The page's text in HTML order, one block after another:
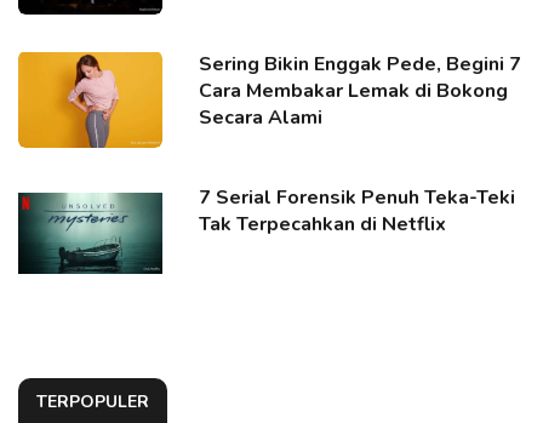
Sering Bikin Enggak Pede, Begini 7
Cara Membakar Lemak di Bokong
Secara Alami
7 Serial Forensik Penuh Teka-Teki
Tak Terpecahkan di Netflix
TERPOPULER